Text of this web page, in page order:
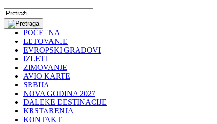
POČETNA
LETOVANJE
EVROPSKI GRADOVI
IZLETI
ZIMOVANJE
AVIO KARTE
SRBIJA
NOVA GODINA 2027
DALEKE DESTINACIJE
KRSTARENJA
KONTAKT